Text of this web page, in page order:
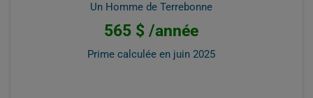
Un Homme de Terrebonne
565 $ /année
Prime calculée en juin 2025